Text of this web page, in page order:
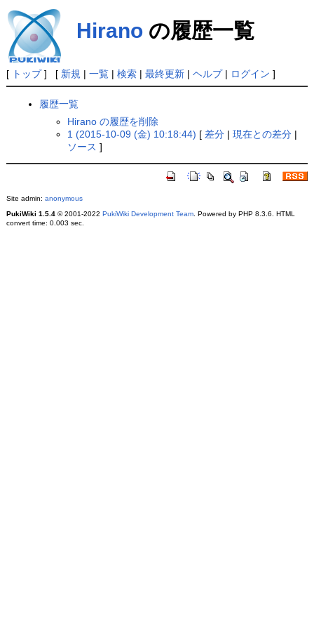
Hiranoの履歴一覧
[ トップ] [ 新規 | 一覧| 検索| 最終更新| ヘルプ| ログイン ]
履歴一覧
Hirano の履歴を削除
1 (2015-10-09 (金) 10:18:44) [ 差分 |現在との差分 |
ソース ]
Site admin: anonymous
PukiWiki 1.5.4© 2001-2022 PukiWiki Development Team. Powered by PHP 8.3.6. HTML
convert time: 0.003 sec.